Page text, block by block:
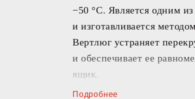
−50 °С. Является одним
и изготавливается
Вертлюг устраняет
и обеспечивает ее
ящик.
Подробнее